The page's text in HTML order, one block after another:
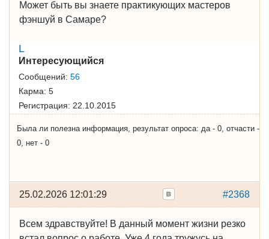
Может быть вы знаете практикующих мастеров
фэншуй в Самаре?
L
Интересующийся
Сообщений: 56
Карма: 5
Регистрация: 22.10.2015
Была ли полезна информация, результат опроса: да - 0, отчасти -
0, нет - 0
#2368
25.02.2026 12:01:29
Всем здравствуйте! В данный момент жизни резко